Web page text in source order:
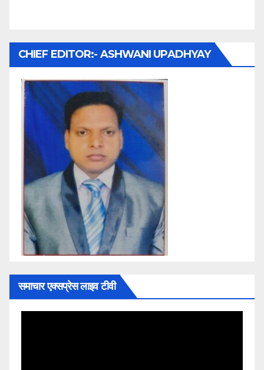
CHIEF EDITOR:- ASHWANI UPADHYAY
समाचार एक्सप्रेस लाइव टीवी